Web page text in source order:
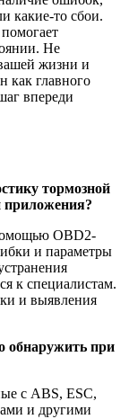
какие-то сбои.
Не
жизни и
как главного
впереди
тормозной
OBD2-
и параметры
к специалистам.
и выявления
обнаружить при
с ABS, ESC,
и другими